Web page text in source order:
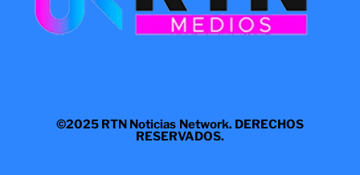
©2025 RTN Noticias Network. DERECHOS
RESERVADOS.